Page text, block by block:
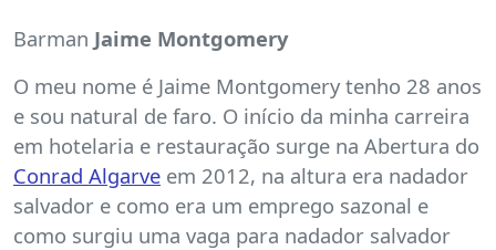
Barman Jaime Montgomery
O meu nome é Jaime Montgomery tenho 28 anos
e sou natural de faro. O início da minha carreira
em hotelaria e restauração surge na Abertura do
Conrad Algarve em 2012, na altura era nadador
salvador e como era um emprego sazonal e
como surgiu uma vaga para nadador salvador